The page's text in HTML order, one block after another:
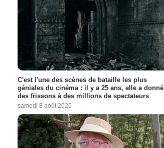
C'est l'une des scènes de bataille les plus
géniales du cinéma : il y a 25 ans, elle a donné
des frissons à des millions de spectateurs
samedi 8 août 2026